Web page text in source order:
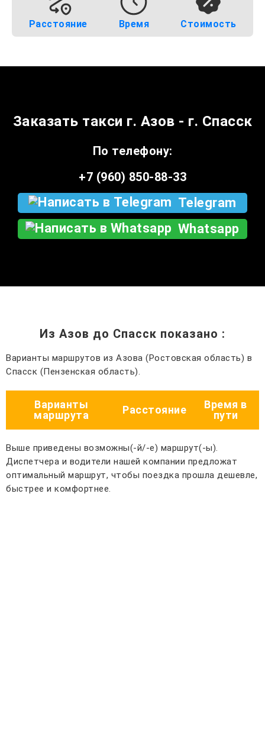
Расстояние Время Стоимость
Заказать такси г. Азов - г. Спасск
По телефону:
+7 (960) 850-88-33
Telegram
Whatsapp
Из Азов до Спасск показано :
Варианты маршрутов из Азова (Ростовская область) в
Спасск (Пензенская область).
Варианты
маршрута
Расстояние
Время в
пути
Выше приведены возможны(-й/-е) маршрут(-ы).
Диспетчера и водители нашей компании предложат
оптимальный маршрут, чтобы поездка прошла дешевле,
быстрее и комфортнее.